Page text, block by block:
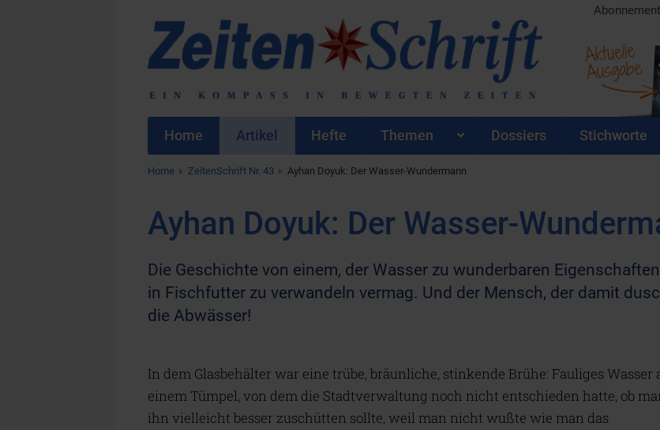
Abonnement
Aktuelle
Ausgabe
Home Artikel Hefte Themen Dossiers Stichworte
Home ZeitenSchrift Nr. 43 Ayhan Doyuk: Der Wasser-Wundermann
Ayhan Doyuk: Der Wasser-
Die Geschichte von einem, der Wasser zu wunderbaren
in Fischfutter zu verwandeln vermag. Und der Mensch, der damit
die Abwässer!
In dem Glasbehälter war eine trübe, bräunliche, stinkende Brühe: Fauliges Wasser
einem Tümpel, von dem die Stadtverwaltung noch nicht entschieden hatte, ob
ihn vielleicht besser zuschütten sollte, weil man nicht wußte wie man das